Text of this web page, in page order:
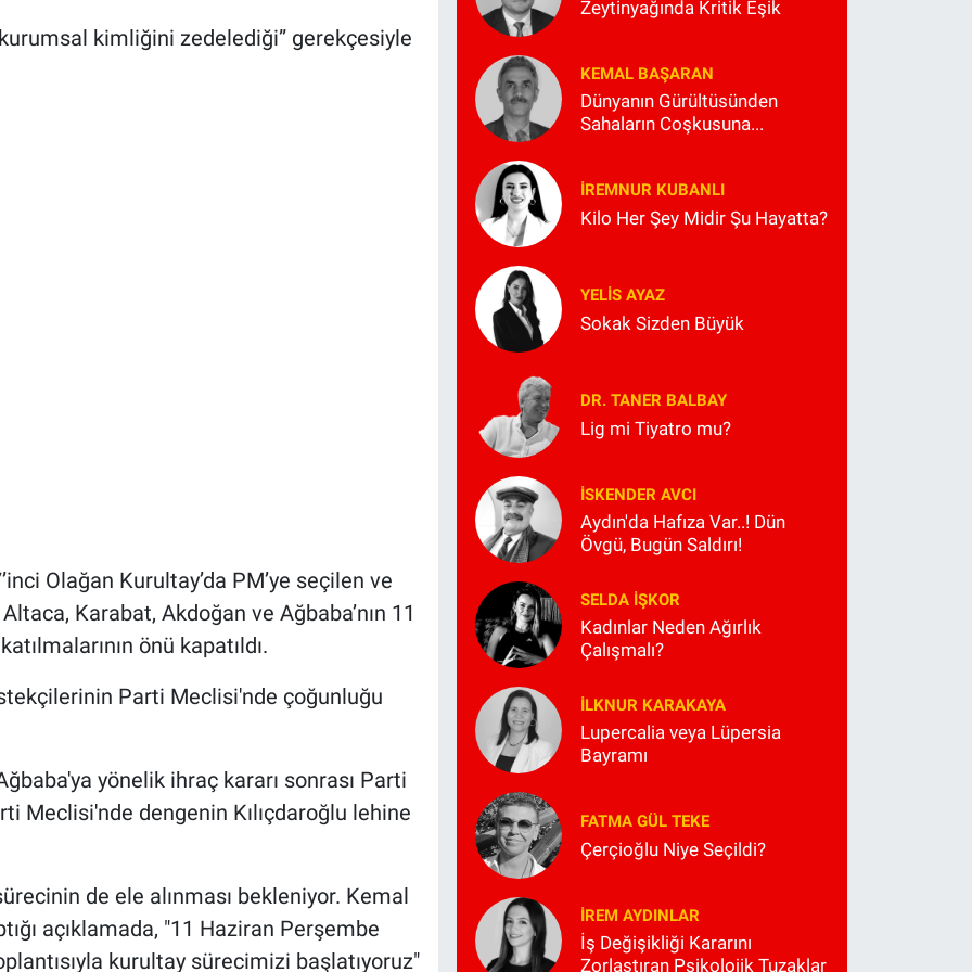
kimliğini zedelediği” gerekçesiyle
Olağan Kurultay’da PM’ye seçilen ve
Karabat, Akdoğan ve Ağbaba’nın 11
önü kapatıldı.
Parti Meclisi'nde çoğunluğu
yönelik ihraç kararı sonrası Parti
Meclisi'nde dengenin Kılıçdaroğlu lehine
de ele alınması bekleniyor. Kemal
açıklamada, "11 Haziran Perşembe
kurultay sürecimizi başlatıyoruz"
Zeytinyağında Kritik Eşik
KEMAL BAŞARAN
Dünyanın Gürültüsünden
Sahaların Coşkusuna...
İREMNUR KUBANLI
Kilo Her Şey Midir Şu Hayatta?
YELIS AYAZ
Sokak Sizden Büyük
DR. TANER BALBAY
Lig mi Tiyatro mu?
İSKENDER AVCI
Aydın'da Hafıza Var..! Dün
Övgü, Bugün Saldırı!
SELDA İŞKOR
Kadınlar Neden Ağırlık
Çalışmalı?
İLKNUR KARAKAYA
Lupercalia veya Lüpersia
Bayramı
FATMA GÜL TEKE
Çerçioğlu Niye Seçildi?
İREM AYDINLAR
İş Değişikliği Kararını
Zorlaştıran Psikolojik Tuzaklar